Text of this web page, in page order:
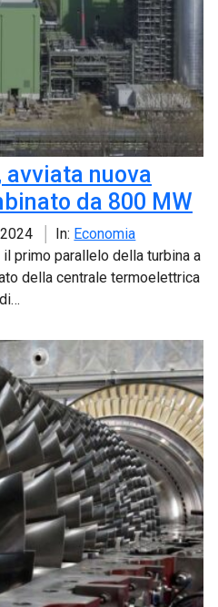
avviata nuova
da 800 MW
In: Economia
primo parallelo della turbina a
della centrale termoelettrica